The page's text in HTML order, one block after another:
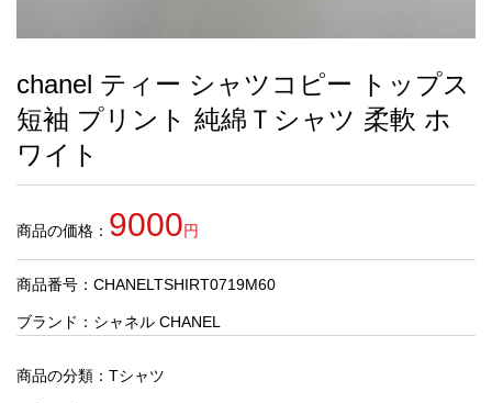
す
す
商
人
気
商
chanel ティー シャツコピー トップス
短袖 プリント 純綿Ｔシャツ 柔軟 ホ
ワイト
商品の価格： 9000円
商品番号：CHANELTSHIRT0719M60
ブランド： シャネル CHANEL
商品の分類： Tシャツ